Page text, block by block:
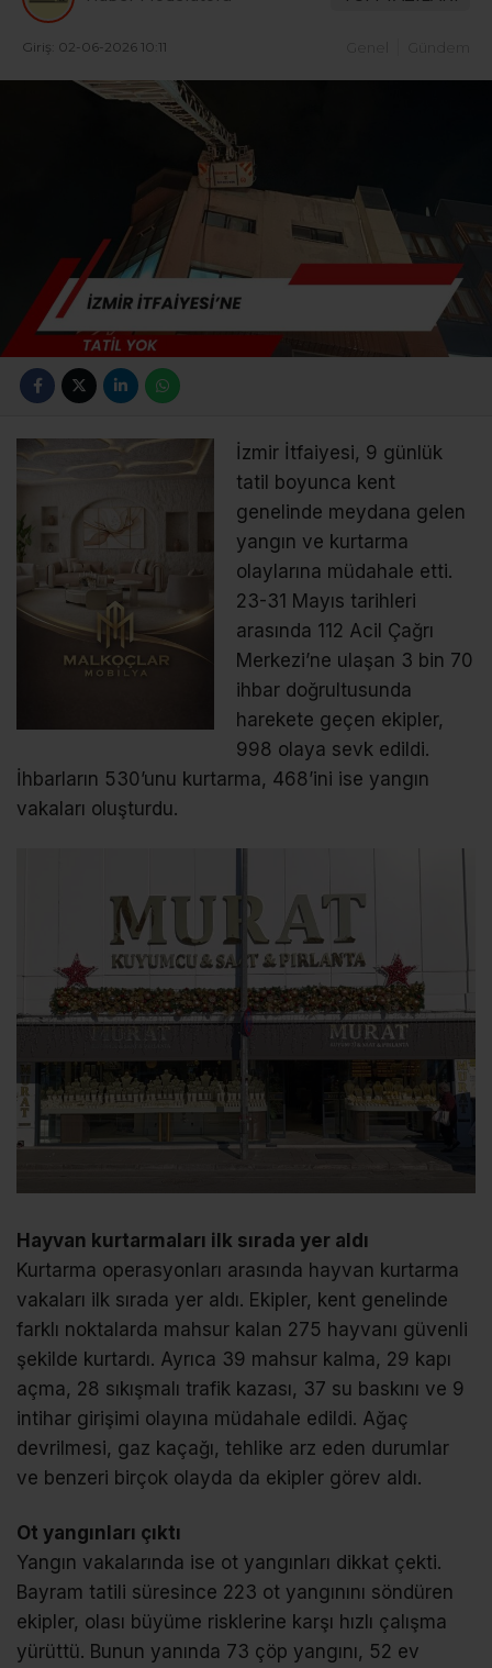
Giriş: 02-06-2026 10:11 Gündem
İzmir İtfaiyesi, 9 günlük
tatil boyunca kent
genelinde meydana gelen
yangın ve kurtarma
olaylarına müdahale etti.
23-31 Mayıs tarihleri
arasında 112 Acil Çağrı
Merkezi’ne ulaşan 3 bin 70
ihbar doğrultusunda
harekete geçen ekipler,
998 olaya sevk edildi.
İhbarların 530’unu kurtarma, 468’ini ise yangın
vakaları oluşturdu.
Hayvan kurtarmaları ilk sırada yer aldı
Kurtarma operasyonları arasında hayvan kurtarma
vakaları ilk sırada yer aldı. Ekipler, kent genelinde
farklı noktalarda mahsur kalan 275 hayvanı güvenli
şekilde kurtardı. Ayrıca 39 mahsur kalma, 29 kapı
açma, 28 sıkışmalı trafik kazası, 37 su baskını ve 9
intihar girişimi olayına müdahale edildi. Ağaç
devrilmesi, gaz kaçağı, tehlike arz eden durumlar
ve benzeri birçok olayda da ekipler görev aldı.
Ot yangınları çıktı
Yangın vakalarında ise ot yangınları dikkat çekti.
Bayram tatili süresince 223 ot yangınını söndüren
ekipler, olası büyüme risklerine karşı hızlı çalışma
yürüttü. Bunun yanında 73 çöp yangını, 52 ev